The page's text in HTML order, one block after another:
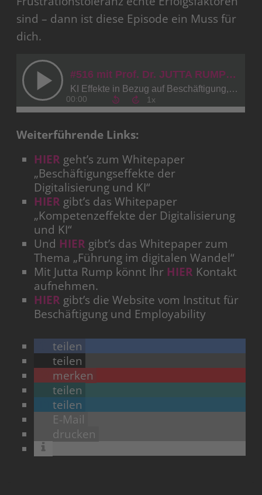
sind – dann ist diese Episode ein Muss für
dich.
Weiterführende Links:
HIER geht’s zum Whitepaper
„Beschäftigungseffekte der
Digitalisierung und KI“
HIER gibt’s das Whitepaper
„Kompetenzeffekte der Digitalisierung
und KI“
Und HIER gibt’s das Whitepaper zum
Thema „Führung im digitalen Wandel“
Mit Jutta Rump könnt Ihr HIER Kontakt
aufnehmen.
HIER gibt’s die Website vom Institut für
Beschäftigung und Employability
teilen
teilen
merken
teilen
teilen
E-Mail
drucken